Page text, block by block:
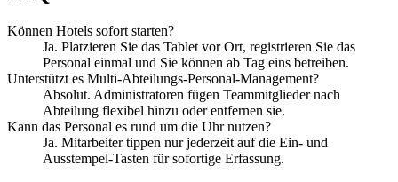
Können Hotels sofort starten?
Ja. Platzieren Sie das Tablet vor Ort, registrieren Sie das
Personal einmal und Sie können ab Tag eins betreiben.
Unterstützt es Multi-Abteilungs-Personal-Management?
Absolut. Administratoren fügen Teammitglieder nach
Abteilung flexibel hinzu oder entfernen sie.
Kann das Personal es rund um die Uhr nutzen?
Ja. Mitarbeiter tippen nur jederzeit auf die Ein- und
Ausstempel-Tasten für sofortige Erfassung.